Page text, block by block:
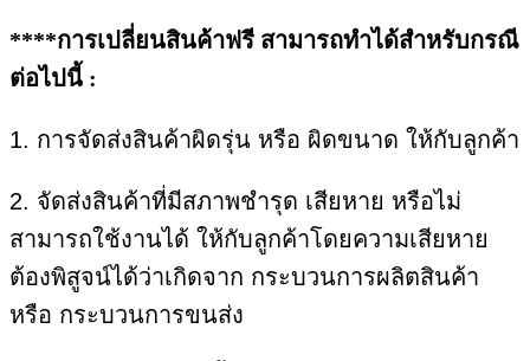
****การเปลี่ยนสินค้าฟรี สามารถทำได้สำหรับกรณี
ต่อไปนี้ :
1. การจัดส่งสินค้าผิดรุ่น หรือ ผิดขนาด ให้กับลูกค้า
2. จัดส่งสินค้าที่มีสภาพชำรุด เสียหาย หรือไม่
สามารถใช้งานได้ ให้กับลูกค้าโดยความเสียหาย
ต้องพิสูจน์ได้ว่าเกิดจาก กระบวนการผลิตสินค้า
หรือ กระบวนการขนส่ง